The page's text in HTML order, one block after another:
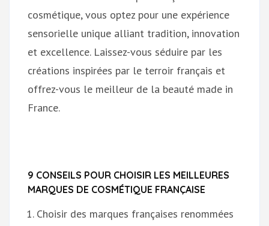
cosmétique, vous optez pour une expérience
sensorielle unique alliant tradition, innovation
et excellence. Laissez-vous séduire par les
créations inspirées par le terroir français et
offrez-vous le meilleur de la beauté made in
France.
9 CONSEILS POUR CHOISIR LES MEILLEURES
MARQUES DE COSMÉTIQUE FRANÇAISE
Choisir des marques françaises renommées